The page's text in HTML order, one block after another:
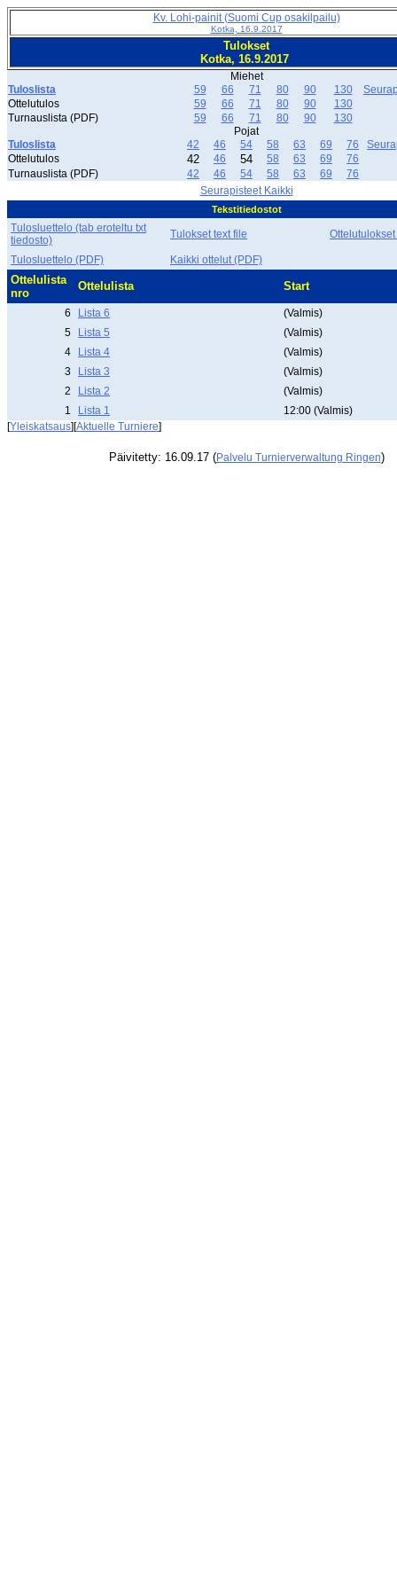
Kv. Lohi-painit (Suomi Cup osakilpailu)
Kotka, 16.9.2017
Tulokset
Kotka, 16.9.2017
Miehet
Tuloslista
59 66 71 80 90 130
Ottelutulos
59 66 71 80 90
130
Turnauslista (PDF)
59 66 71 80 90
130
Pojat
Tuloslista
42 46 54 58 63 69 76
Ottelutulos
42 46 54 58 63 69
76
Turnauslista (PDF)
42 46 54 58 63 69
76
Seurapisteet Kaikki
Tekstitiedostot
Tulosluettelo (tab eroteltu txt
tiedosto)
Tulokset text file
Tulosluettelo (PDF) Kaikki ottelut (PDF)
Ottelulista
nro
Ottelulista Start
6 Lista 6
(Valmis)
5
Lista 5
(Valmis)
4
Lista 4
(Valmis)
3
Lista 3
(Valmis)
2
Lista 2
(Valmis)
1
Lista 1
12:00 (Valmis)
[Yleiskatsaus][Aktuelle Turniere]
Päivitetty: 16.09.17 (Palvelu Turnierverwaltung Ringen)